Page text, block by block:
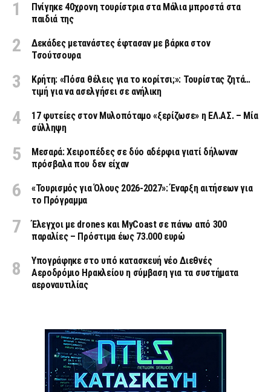
Πνίγηκε 40χρονη τουρίστρια στα Μάλια μπροστά στα
παιδιά της
Δεκάδες μετανάστες έφτασαν με βάρκα στον
Τσούτσουρα
Κρήτη: «Πόσα θέλεις για το κορίτσι;»: Τουρίστας ζητά…
τιμή για να ασελγήσει σε ανήλικη
17 φυτείες στον Μυλοπόταμο «ξερίζωσε» η ΕΛ.ΑΣ. – Μία
σύλληψη
Μεσαρά: Χειροπέδες σε δύο αδέρφια γιατί δήλωναν
πρόσβαλα που δεν είχαν
«Τουρισμός για Όλους 2026-2027»: Έναρξη αιτήσεων για
το Πρόγραμμα
Έλεγχοι με drones και MyCoast σε πάνω από 300
παραλίες – Πρόστιμα έως 73.000 ευρώ
Υπογράφηκε στο υπό κατασκευή νέο Διεθνές
Αεροδρόμιο Ηρακλείου η σύμβαση για τα συστήματα
αεροναυτιλίας